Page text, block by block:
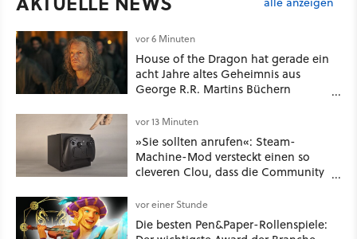
vor 6 Minuten
House of the Dragon hat gerade ein
acht Jahre altes Geheimnis aus
George R.R. Martins Büchern
vor 13 Minuten
»Sie sollten anrufen«: Steam-
Machine-Mod versteckt einen so
cleveren Clou, dass die Community
gleich so macht
vor einer Stunde
Die besten Pen&Paper-Rollenspiele: